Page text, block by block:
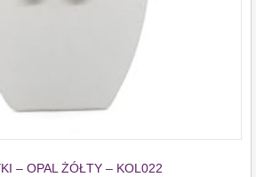
– OPAL ŻÓŁTY – KOL022